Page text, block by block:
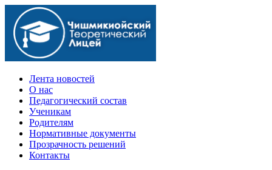
Официальный сайт учебного заведения
Лента новостей
О нас
Педагогический состав
Ученикам
Родителям
Нормативные документы
Прозрачность решений
Контакты